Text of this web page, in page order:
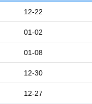
12-22
01-02
01-08
12-30
12-27